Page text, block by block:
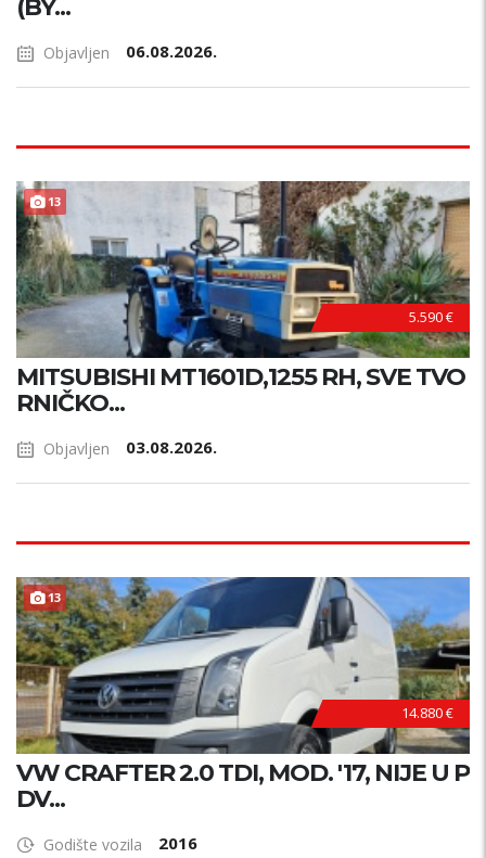
(BY...
Objavljen 06.08.2026.
13
5.590 €
MITSUBISHI MT1601D,1255 RH, SVE TVO
RNIČKO...
Objavljen 03.08.2026.
13
14.880 €
VW CRAFTER 2.0 TDI, MOD. '17, NIJE U P
DV...
Godište vozila 2016